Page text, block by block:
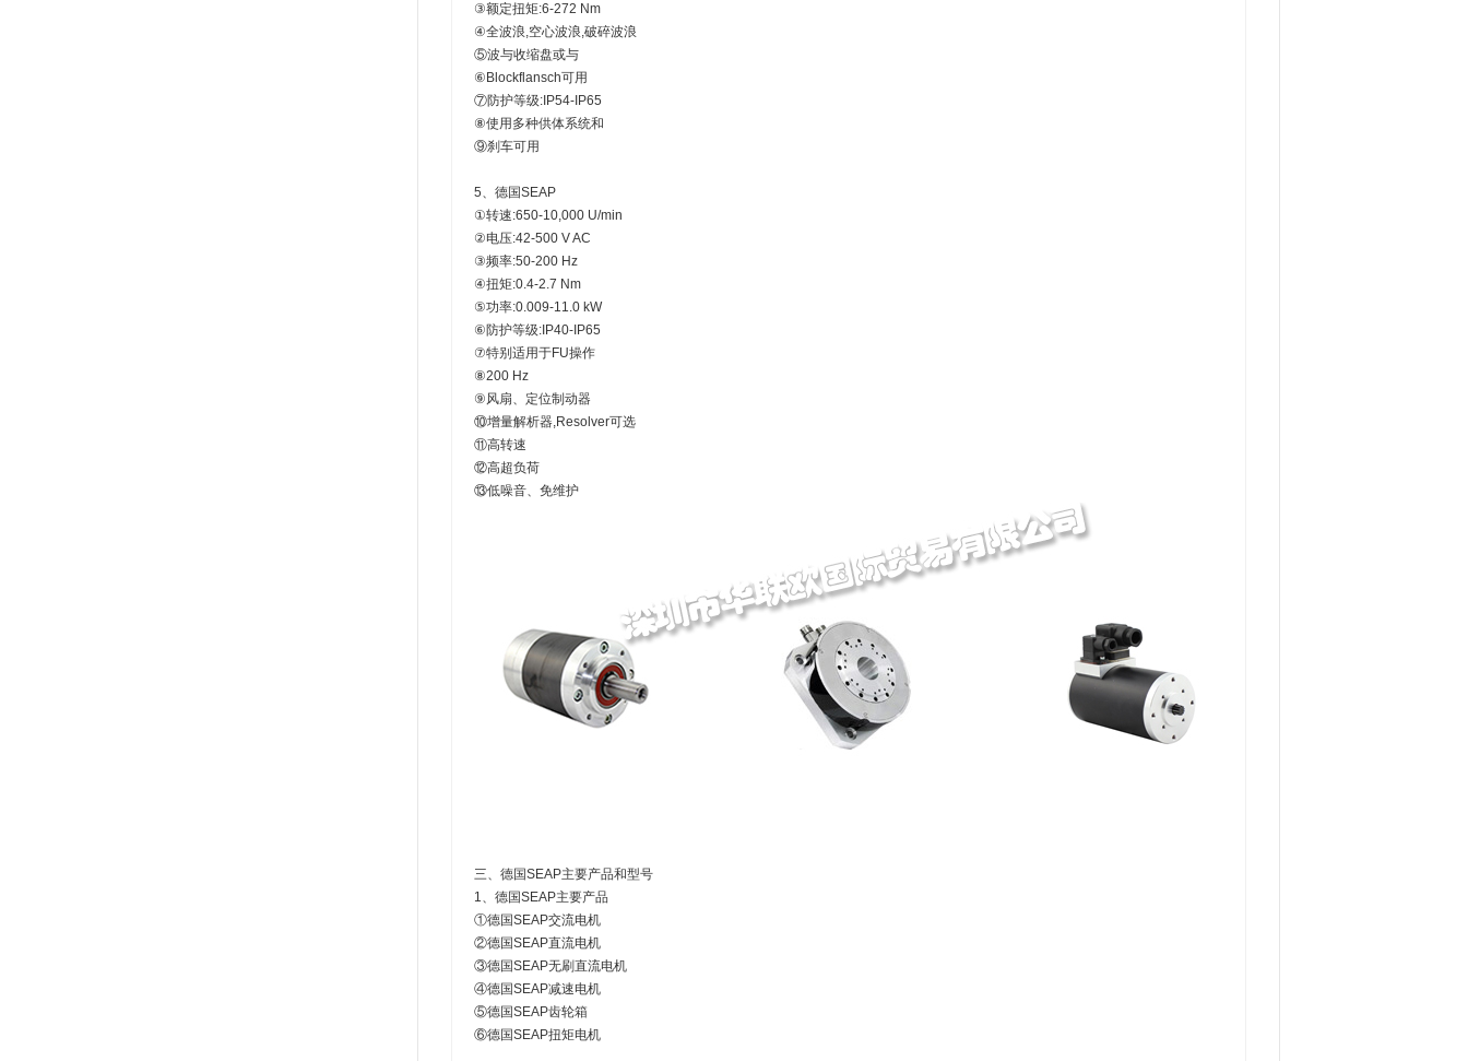
③额定扭矩:6-272 Nm
④全波浪,空心波浪,破碎波浪
⑤波与收缩盘或与
⑥Blockflansch可用
⑦防护等级:IP54-IP65
⑧使用多种供体系统和
⑨刹车可用
5、德国SEAP
①转速:650-10,000 U/min
②电压:42-500 V AC
③频率:50-200 Hz
④扭矩:0.4-2.7 Nm
⑤功率:0.009-11.0 kW
⑥防护等级:IP40-IP65
⑦特别适用于FU操作
⑧200 Hz
⑨风扇、定位制动器
⑩增量解析器,Resolver可选
⑪高转速
⑫高超负荷
⑬低噪音、免维护
三、德国SEAP主要产品和型号
1、德国SEAP主要产品
①德国SEAP交流电机
②德国SEAP直流电机
③德国SEAP无刷直流电机
④德国SEAP减速电机
⑤德国SEAP齿轮箱
⑥德国SEAP扭矩电机